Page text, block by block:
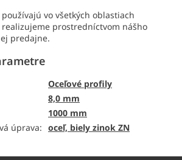
vo všetkých oblastiach
prostredníctvom nášho
predajne.
Oceľové profily
8,0 mm
1000 mm
úprava: oceľ, biely zinok ZN